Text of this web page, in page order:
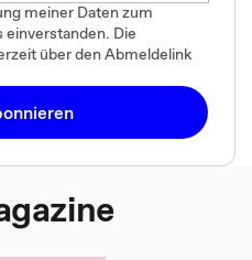
meiner Daten zum
Die
über den Abmeldelink